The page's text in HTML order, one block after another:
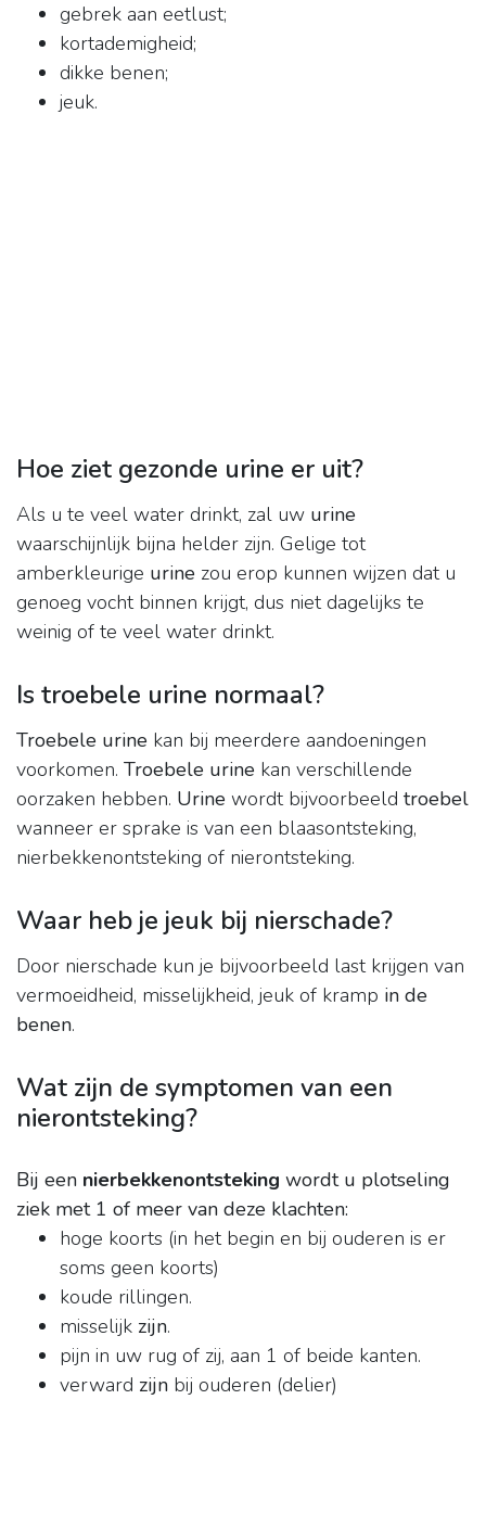
gebrek aan eetlust;
kortademigheid;
dikke benen;
jeuk.
Hoe ziet gezonde urine er uit?
Als u te veel water drinkt, zal uw urine
waarschijnlijk bijna helder zijn. Gelige tot
amberkleurige urine zou erop kunnen wijzen dat u
genoeg vocht binnen krijgt, dus niet dagelijks te
weinig of te veel water drinkt.
Is troebele urine normaal?
Troebele urine kan bij meerdere aandoeningen
voorkomen. Troebele urine kan verschillende
oorzaken hebben. Urine wordt bijvoorbeeld troebel
wanneer er sprake is van een blaasontsteking,
nierbekkenontsteking of nierontsteking.
Waar heb je jeuk bij nierschade?
Door nierschade kun je bijvoorbeeld last krijgen van
vermoeidheid, misselijkheid, jeuk of kramp in de
benen.
Wat zijn de symptomen van een
nierontsteking?
Bij een nierbekkenontsteking wordt u plotseling
ziek met 1 of meer van deze klachten:
hoge koorts (in het begin en bij ouderen is er
soms geen koorts)
koude rillingen.
misselijk zijn.
pijn in uw rug of zij, aan 1 of beide kanten.
verward zijn bij ouderen (delier)